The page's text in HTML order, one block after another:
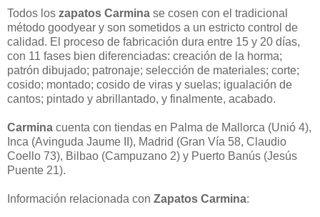
Todos los zapatos Carmina se cosen con el tradicional
método goodyear y son sometidos a un estricto control de
calidad. El proceso de fabricación dura entre 15 y 20 días,
con 11 fases bien diferenciadas: creación de la horma;
patrón dibujado; patronaje; selección de materiales; corte;
cosido; montado; cosido de viras y suelas; igualación de
cantos; pintado y abrillantado, y finalmente, acabado.
Carmina cuenta con tiendas en Palma de Mallorca (Unió 4),
Inca (Avinguda Jaume II), Madrid (Gran Vía 58, Claudio
Coello 73), Bilbao (Campuzano 2) y Puerto Banús (Jesús
Puente 21).
Información relacionada con Zapatos Carmina: